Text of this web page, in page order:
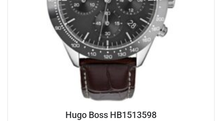
Hugo Boss HB1513598